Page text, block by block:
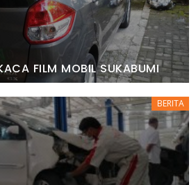
FILM MOBIL SUKABUMI
BERITA